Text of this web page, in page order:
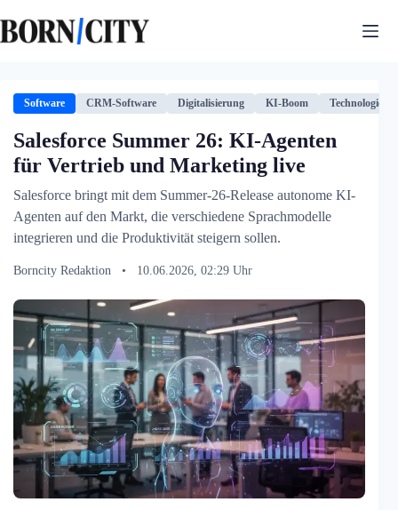
Inhalt
springen
Software CRM-Software Digitalisierung KI-Boom Technologie
Salesforce Summer 26: KI-Agenten
für Vertrieb und Marketing live
Salesforce bringt mit dem Summer-26-Release autonome KI-
Agenten auf den Markt, die verschiedene Sprachmodelle
integrieren und die Produktivität steigern sollen.
Borncity Redaktion • 10.06.2026, 02:29 Uhr